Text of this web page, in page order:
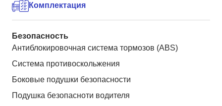
Комплектация
Безопасность
Антиблокировочная система тормозов (ABS)
Система противоскольжения
Боковые подушки безопасности
Подушка безопасноти водителя